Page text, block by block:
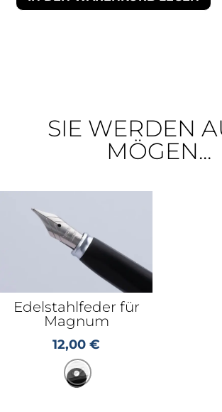
SIE WERDEN
MÖGEN...
Edelstahlfeder für
Magnum
12,00€